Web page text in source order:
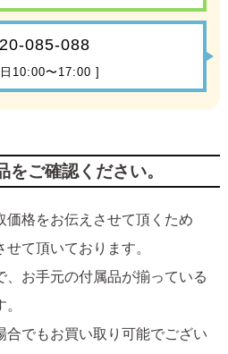
085-088
10:00〜17:00 ]
をご確認ください。
価格をお伝えさせて頂くため
て頂いております。
お手元の付属品が揃っている
でもお買い取り可能でござい